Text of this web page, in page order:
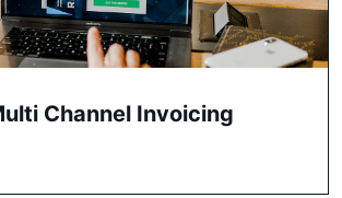
Channel Invoicing